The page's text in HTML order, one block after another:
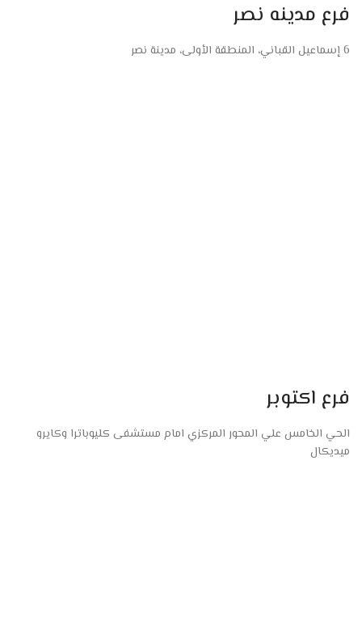
فرع مدينه نصر
6 إسماعيل القباني، المنطقة الأولى، مدينة نصر
فرع اكتوبر
الحي الخامس علي المحور المركزي امام مستشفى كليوباترا وكايرو
ميديكال